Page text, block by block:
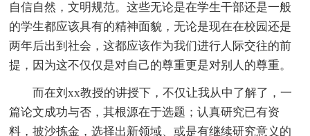
自信自然，文明规范。这些无论是在学生干部还是一般
的学生都应该具有的精神面貌，无论是现在在校园还是
两年后出到社会，这都应该作为我们进行人际交往的前
提，因为这不仅仅是对自己的尊重更是对别人的尊重。
而在刘xx教授的讲授下，不仅让我从中了解了，一
篇论文成功与否，其根源在于选题；认真研究已有资
料，披沙拣金，选择出新领域、或是有继续研究意义的